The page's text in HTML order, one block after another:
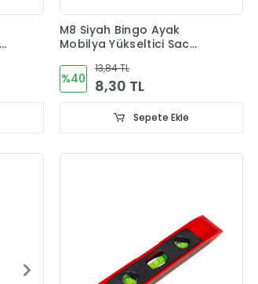
M8 Siyah Bingo Ayak
Mobilya Yükseltici Sac
%40
13,84 TL
8,30 TL
Sepete Ekle